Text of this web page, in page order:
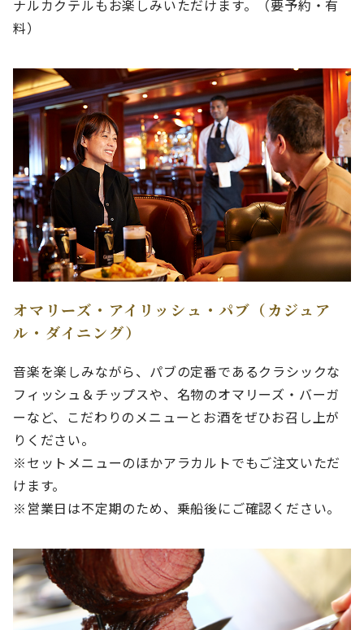
ナルカクテルもお楽しみいただけます。（要予約・有
料）
オマリーズ・アイリッシュ・パブ（カジュア
ル・ダイニング）
音楽を楽しみながら、パブの定番であるクラシックな
フィッシュ＆チップスや、名物のオマリーズ・バーガ
ーなど、こだわりのメニューとお酒をぜひお召し上が
りください。
※セットメニューのほかアラカルトでもご注文いただ
けます。
※営業日は不定期のため、乗船後にご確認ください。